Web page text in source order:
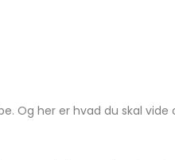
Og her er hvad du skal